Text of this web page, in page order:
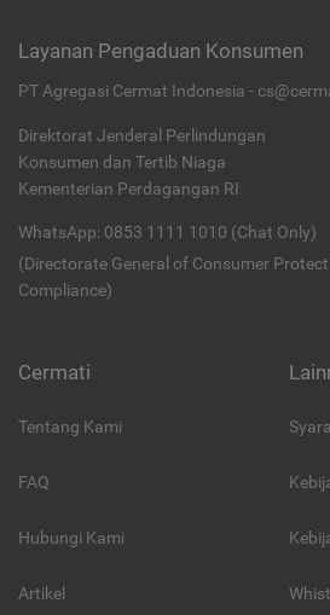
Layanan Pengaduan Konsumen
PT Agregasi Cermat Indonesia -
Direktorat Jenderal Perlindungan
Konsumen dan Tertib Niaga
Kementerian Perdagangan RI
WhatsApp: 0853 1111 1010 (Chat Only)
(Directorate General of Consumer
Compliance)
Cermati
Tentang Kami
FAQ
Hubungi Kami
Artikel